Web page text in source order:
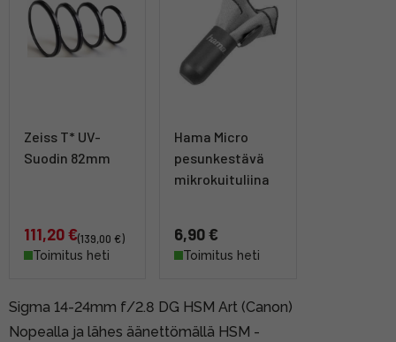
Zeiss T* UV-
Suodin 82mm
111,20 €(139,00 €)
Toimitus heti
Hama Micro
pesunkestävä
mikrokuituliina
6,90 €
Toimitus heti
Sigma 14-24mm f/2.8 DG HSM Art (Canon)
Nopealla ja lähes äänettömällä HSM -